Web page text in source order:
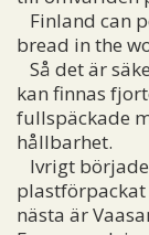
Finland can
bread in the
Så det är
kan finnas
fullspäckade
hållbarhet.
Ivrigt
plastförpackat
nästa är